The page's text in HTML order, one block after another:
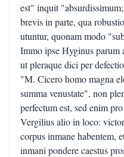
est" inquit
brevis in parte, qua
utuntur, quonam modo
Immo ipse Hyginus parum
ut pleraque dici per
"M. Cicero homo magna
summa venustate", non
perfectum est, sed enim
Vergilius alio in loco:
corpus inmane habentem,
inmani pondere caestus